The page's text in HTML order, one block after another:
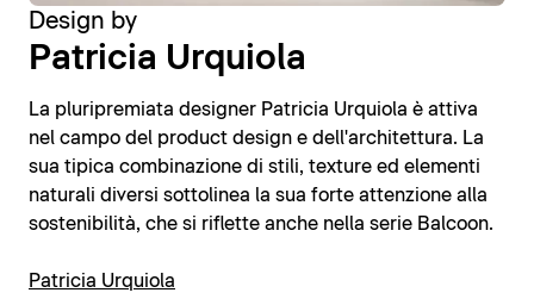
Design by
Patricia Urquiola
La pluripremiata designer Patricia Urquiola è attiva
nel campo del product design e dell'architettura. La
sua tipica combinazione di stili, texture ed elementi
naturali diversi sottolinea la sua forte attenzione alla
sostenibilità, che si riflette anche nella serie Balcoon.
Patricia Urquiola